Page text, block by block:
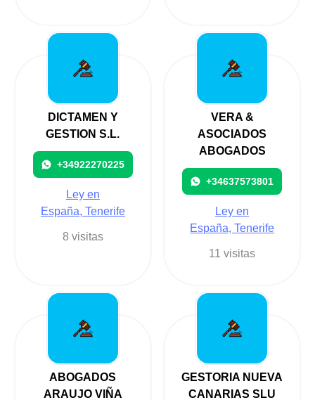
DICTAMEN Y
GESTION S.L.
+34922270225
Ley en
España, Tenerife
8 visitas
VERA &
ASOCIADOS
ABOGADOS
+34637573801
Ley en
España, Tenerife
11 visitas
ABOGADOS
ARAUJO VIÑA
GESTORIA NUEVA
CANARIAS SLU